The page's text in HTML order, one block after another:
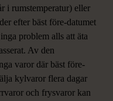
i rumstemperatur) eller
efter bäst före-datumet
problem alls att äta
Av den
varor där bäst före-
kylvaror flera dagar
och frysvaror kan